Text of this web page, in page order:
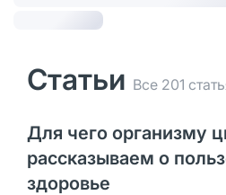
Статьи Все 201
Для чего организму
рассказываем о
здоровье